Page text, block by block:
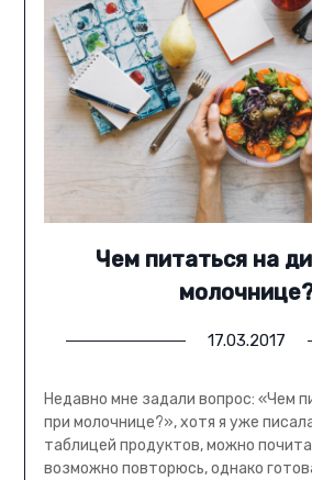
Чем питаться на
17.03.2017
Недавно мне задали вопрос: «Чем
при молочнице?», хотя я уже
таблицей продуктов, можно
возможно повторюсь, однако